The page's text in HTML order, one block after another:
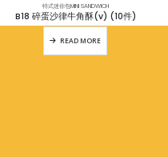
特式迷你包MINI SANDWICH
B18 碎蛋沙律牛角酥(v) (10件)
READ MORE